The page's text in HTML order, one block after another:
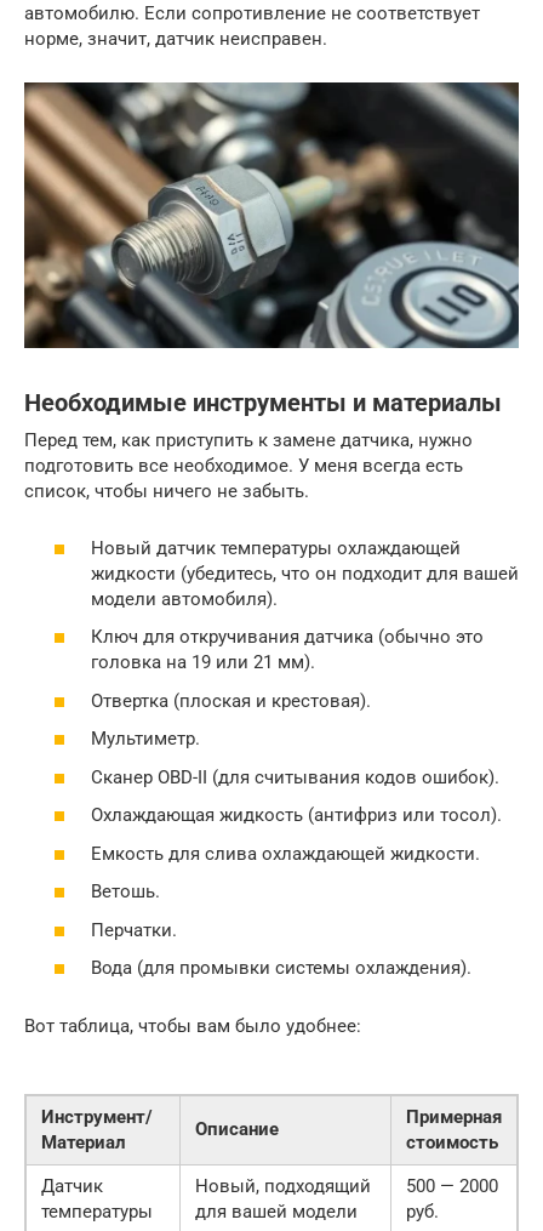
автомобилю. Если сопротивление не соответствует
норме, значит, датчик неисправен.
Необходимые инструменты и материалы
Перед тем, как приступить к замене датчика, нужно
подготовить все необходимое. У меня всегда есть
список, чтобы ничего не забыть.
Новый датчик температуры охлаждающей
жидкости (убедитесь, что он подходит для вашей
модели автомобиля).
Ключ для откручивания датчика (обычно это
головка на 19 или 21 мм).
Отвертка (плоская и крестовая).
Мультиметр.
Сканер OBD-II (для считывания кодов ошибок).
Охлаждающая жидкость (антифриз или тосол).
Емкость для слива охлаждающей жидкости.
Ветошь.
Перчатки.
Вода (для промывки системы охлаждения).
Вот таблица, чтобы вам было удобнее:
Инструмент/
Материал
Описание
Примерная
стоимость
Датчик
температуры
Новый, подходящий
для вашей модели
500 — 2000
руб.